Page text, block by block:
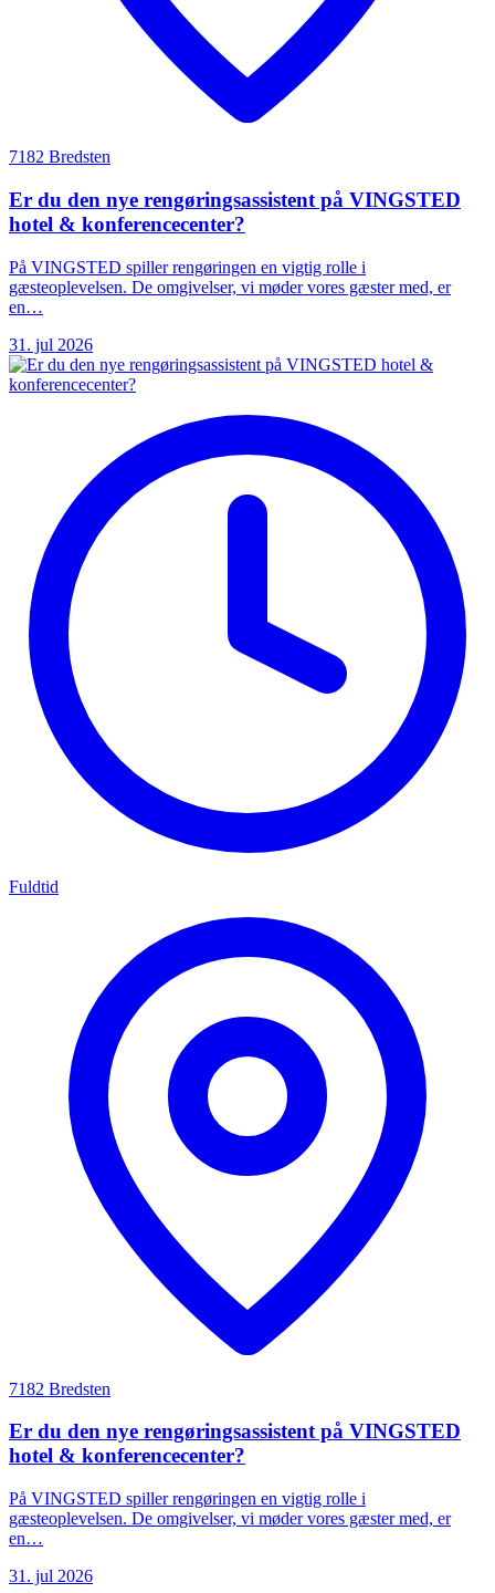
7182 Bredsten
Er du den nye rengøringsassistent på VINGSTED
hotel & konferencecenter?
På VINGSTED spiller rengøringen en vigtig rolle i
gæsteoplevelsen. De omgivelser, vi møder vores gæster med, er
en…
31. jul 2026
Fuldtid
7182 Bredsten
Er du den nye rengøringsassistent på VINGSTED
hotel & konferencecenter?
På VINGSTED spiller rengøringen en vigtig rolle i
gæsteoplevelsen. De omgivelser, vi møder vores gæster med, er
en…
31. jul 2026